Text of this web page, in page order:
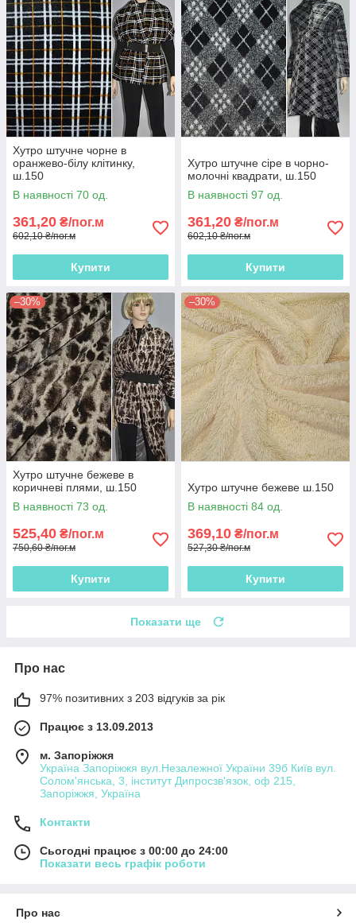
Хутро штучне чорне в
оранжево-білу клітинку,
ш.150
В наявності 70 од.
361,20 ₴/пог.м
602,10 ₴/пог.м
Купити
Хутро штучне сіре в чорно-
молочні квадрати, ш.150
В наявності 97 од.
361,20 ₴/пог.м
602,10 ₴/пог.м
Купити
–30%
Хутро штучне бежеве в
коричневі плями, ш.150
В наявності 73 од.
525,40 ₴/пог.м
750,60 ₴/пог.м
Купити
–30%
Хутро штучне бежеве ш.150
В наявності 84 од.
369,10 ₴/пог.м
527,30 ₴/пог.м
Купити
Показати ще
Про нас
97% позитивних з 203 відгуків за рік
Працює з 13.09.2013
м. Запоріжжя
Україна Запоріжжя вул.Незалежної України 39б Київ вул.
Солом'янська, 3, інститут Дипросзв'язок, оф 215,
Запоріжжя, Україна
Контакти
Сьогодні працює з 00:00 до 24:00
Показати весь графік роботи
Про нас